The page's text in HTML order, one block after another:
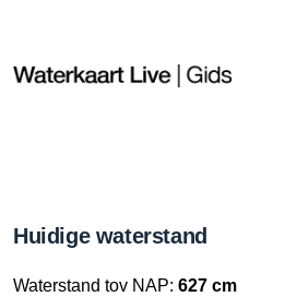
Huidige waterstand
Waterstand tov NAP: 627 cm